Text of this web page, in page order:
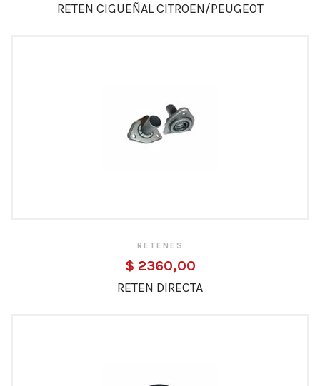
RETEN CIGUEÑAL CITROEN/PEUGEOT
RETENES
$ 2360,00
RETEN DIRECTA